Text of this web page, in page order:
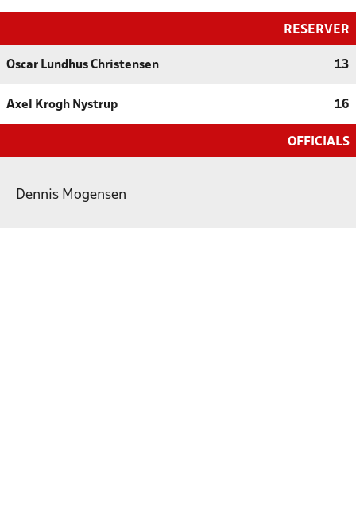
RESERVER
Oscar Lundhus Christensen 13
Axel Krogh Nystrup 16
OFFICIALS
Dennis Mogensen